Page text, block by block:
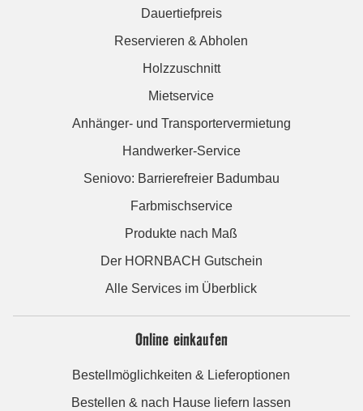
Dauertiefpreis
Reservieren & Abholen
Holzzuschnitt
Mietservice
Anhänger- und Transportervermietung
Handwerker-Service
Seniovo: Barrierefreier Badumbau
Farbmischservice
Produkte nach Maß
Der HORNBACH Gutschein
Alle Services im Überblick
Online einkaufen
Bestellmöglichkeiten & Lieferoptionen
Bestellen & nach Hause liefern lassen